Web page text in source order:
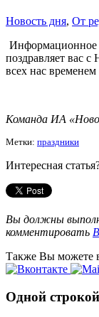
Новость дня, От
Информационное
поздравляет вас
всех нас
Команда ИА
Метки: праздники
Интересная
Вы должны
комментировать
Также Вы можете
Одной строкой